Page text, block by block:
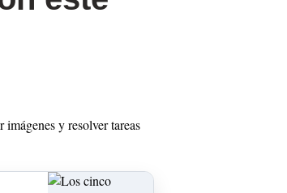
y resolver tareas